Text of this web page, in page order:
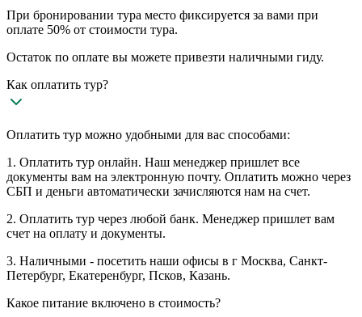
При бронировании тура место фиксируется за вами при
оплате 50% от стоимости тура.
Остаток по оплате вы можете привезти наличными гиду.
Как оплатить тур?
Оплатить тур можно удобными для вас способами:
1. Оплатить тур онлайн. Наш менеджер пришлет все
документы вам на электронную почту. Оплатить можно через
СБП и деньги автоматически зачисляются нам на счет.
2. Оплатить тур через любой банк. Менеджер пришлет вам
счет на оплату и документы.
3. Наличными - посетить наши офисы в г Москва, Санкт-
Петербург, Екатеренбург, Псков, Казань.
Какое питание включено в стоимость?